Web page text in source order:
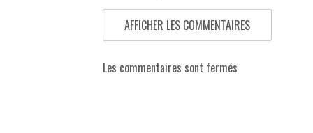
AFFICHER LES COMMENTAIRES
Les commentaires sont fermés